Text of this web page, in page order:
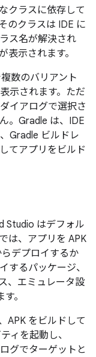
クラスに依存して
のクラスは IDE に
ス名が解決され
表示されます。
数のバリアント
示されます。ただ
イアログで選択さ
。Gradle は、IDE
Gradle ビルドレ
てアプリをビルド
Studio はデフォル
は、アプリを APK
デプロイするか
するパッケージ、
、エミュレータ設
。
APK をビルドして
ィを起動し、
グでターゲットと